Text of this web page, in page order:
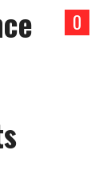
0